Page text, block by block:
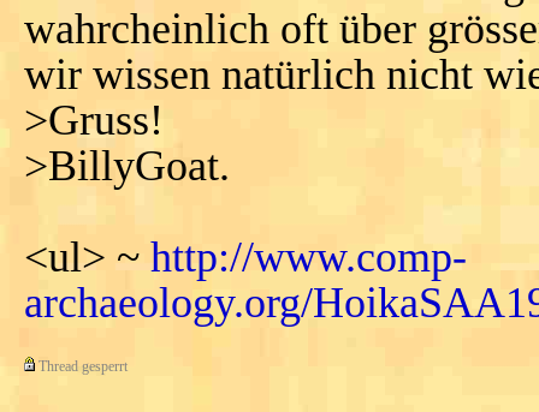
wahrcheinlich oft über
wir wissen natürlich nicht
>Gruss!
>BillyGoat.
<ul> ~ http://www.comp-
archaeology.org/
Thread gesperrt